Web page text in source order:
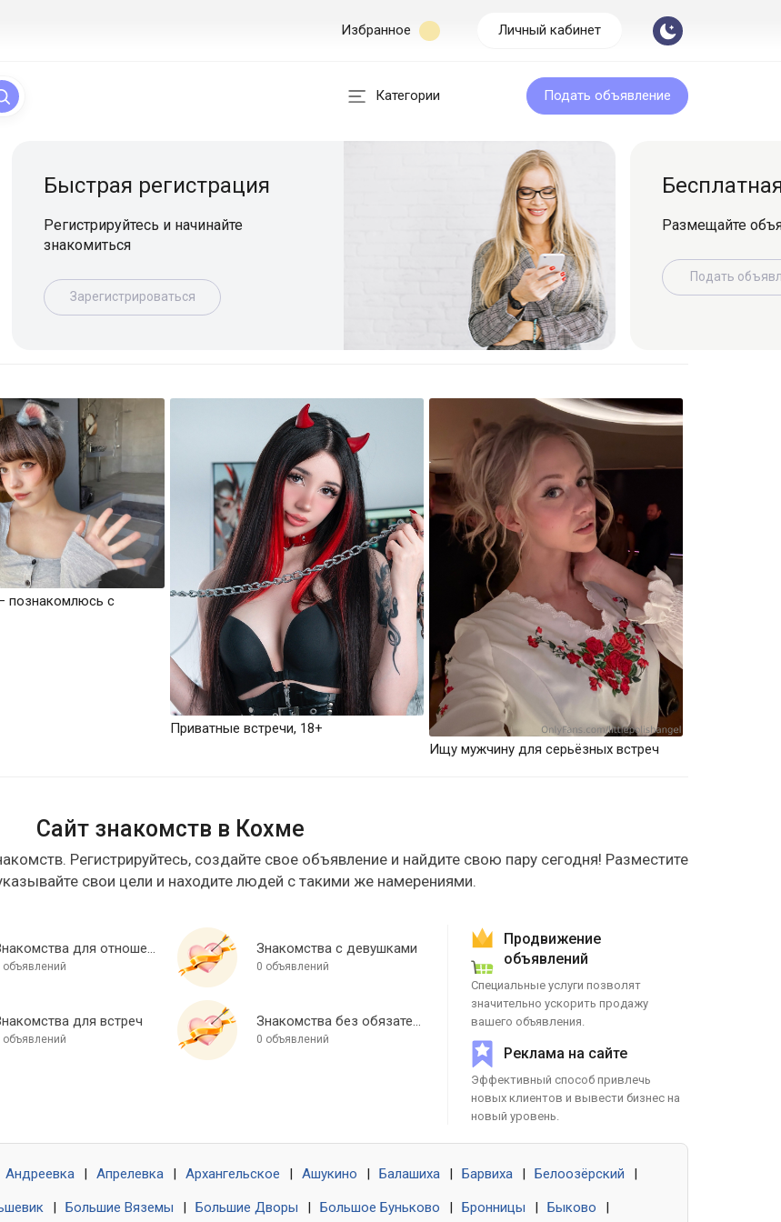
Избранное Личный кабинет
Категории Подать объявление
и начинайте
Бесплатная подача
Размещайте объявление легко и
Подать объявление
познакомлюсь с
Приватные встречи, 18+
Ищу мужчину для серьёзных встреч
Сайт знакомств в Кохме
Регистрируйтесь, создайте свое объявление и найдите свою пару сегодня! Разместите
свои цели и находите людей с такими же намерениями.
Знакомства для отношений
объявлений
Знакомства с девушками
0 объявлений
для встреч
объявлений
Знакомства без обязательств
0 объявлений
Продвижение
объявлений
Специальные услуги позволят
значительно ускорить продажу
вашего объявления.
Реклама на сайте
Эффективный способ привлечь
новых клиентов и вывести бизнес на
новый уровень.
Андреевка Апрелевка Архангельское Ашукино Балашиха Барвиха Белоозёрский
Большие Вяземы Большие Дворы Большое Буньково Бронницы Быково